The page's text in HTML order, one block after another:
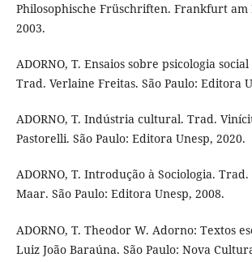
Philosophische Früschriften. Frankfurt
2003.
ADORNO, T. Ensaios sobre psicologia
Trad. Verlaine Freitas. São Paulo: Editora
ADORNO, T. Indústria cultural. Trad.
Pastorelli. São Paulo: Editora Unesp, 2020.
ADORNO, T. Introdução à Sociologia.
Maar. São Paulo: Editora Unesp, 2008.
ADORNO, T. Theodor W. Adorno: Textos
Luiz João Baraúna. São Paulo: Nova